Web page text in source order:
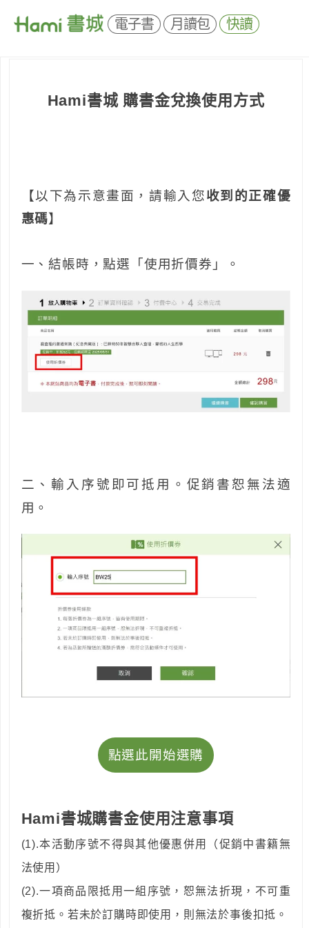
電子書 月讀包 快讀
Hami書城 購書金兌換使用方式
【以下為示意畫面，請輸入您收到的正確優
惠碼】
一、結帳時，點選「使用折價券」。
二、輸入序號即可抵用。促銷書恕無法適
用。
點選此開始選購
Hami書城購書金使用注意事項
(1).本活動序號不得與其他優惠併用（促銷中書籍無
法使用）
(2).一項商品限抵用一組序號，恕無法折現，不可重
複折抵。若未於訂購時即使用，則無法於事後扣抵。